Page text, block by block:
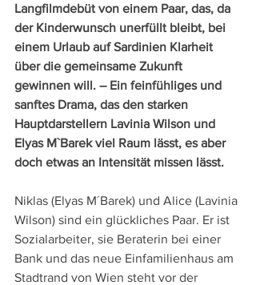
Langfilmdebüt von einem Paar, das, da
der Kinderwunsch unerfüllt bleibt, bei
einem Urlaub auf Sardinien Klarheit
über die gemeinsame Zukunft
gewinnen will. – Ein feinfühliges und
sanftes Drama, das den starken
Hauptdarstellern Lavinia Wilson und
Elyas M`Barek viel Raum lässt, es aber
doch etwas an Intensität missen lässt.
Niklas (Elyas M´Barek) und Alice (Lavinia
Wilson) sind ein glückliches Paar. Er ist
Sozialarbeiter, sie Beraterin bei einer
Bank und das neue Einfamilienhaus am
Stadtrand von Wien steht vor der